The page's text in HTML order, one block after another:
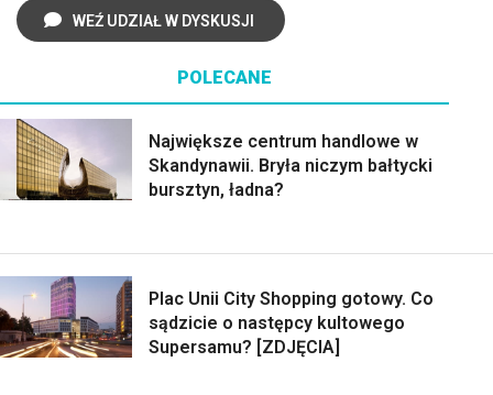
WEŹ UDZIAŁ W DYSKUSJI
POLECANE
Największe centrum handlowe w
Skandynawii. Bryła niczym bałtycki
bursztyn, ładna?
Plac Unii City Shopping gotowy. Co
sądzicie o następcy kultowego
Supersamu? [ZDJĘCIA]